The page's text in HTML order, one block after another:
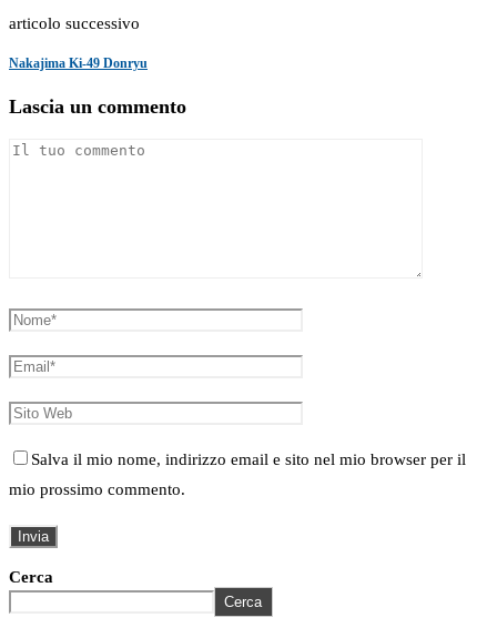
articolo successivo
Nakajima Ki-49 Donryu
Lascia un commento
Salva il mio nome, indirizzo email e sito nel mio browser per il
mio prossimo commento.
Cerca
Cerca